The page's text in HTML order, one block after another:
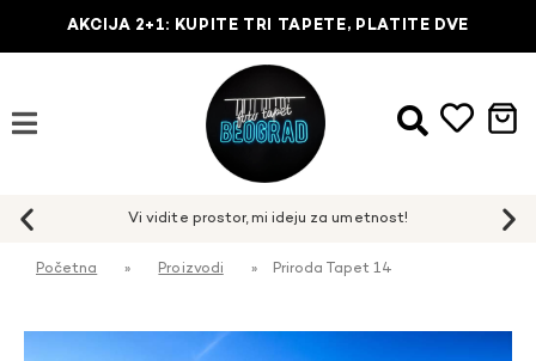
AKCIJA 2+1: KUPITE TRI TAPETE, PLATITE DVE
Početna » Proizvodi » Priroda Tapet 14